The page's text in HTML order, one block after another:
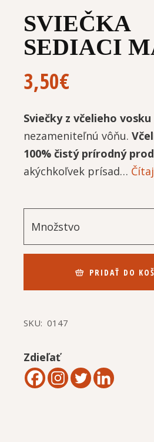
SVIEČKA
SEDIACI
3,50€
Sviečky z včelieho vosku
nezameniteľnú vôňu.
100% čistý prírodný
akýchkoľvek prísad…
Množstvo
PRIDAŤ DO
SKU: 0147
Zdieľať